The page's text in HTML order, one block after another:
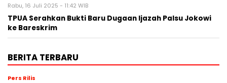
Rabu, 16 Juli 2025 - 11:42 WIB
TPUA Serahkan Bukti Baru Dugaan Ijazah Palsu Jokowi
ke Bareskrim
BERITA TERBARU
Pers Rilis